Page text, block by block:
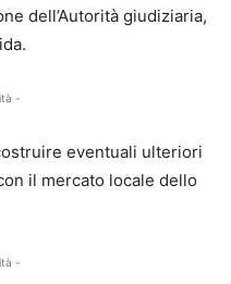
dell’Autorità giudiziaria,
-
eventuali ulteriori
il mercato locale dello
-